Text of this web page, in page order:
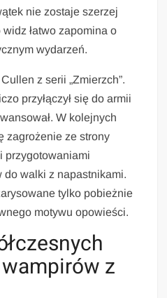
nie zostaje szerzej
łatwo zapomina o
wydarzeń.
z serii „Zmierzch”.
przyłączył się do armii
W kolejnych
zagrożenie ze strony
przygotowaniami
do walki z napastnikami.
tylko pobieżnie
motywu opowieści.
z